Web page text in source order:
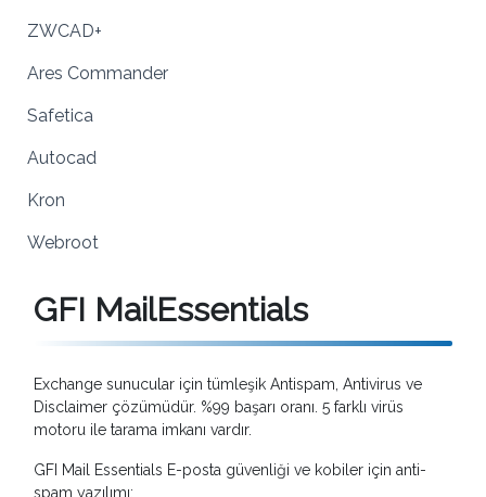
GFI MailEssentials
Exchange sunucular için tümleşik Antispam, Antivirus ve
Disclaimer çözümüdür. %99 başarı oranı. 5 farklı virüs
motoru ile tarama imkanı vardır.
GFI Mail Essentials E-posta güvenliği ve kobiler için anti-
spam yazılımı;
ZWCAD+
Ares Commander
Safetica
Autocad
Kron
Webroot